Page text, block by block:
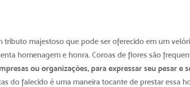
tributo majestoso que pode ser oferecido em um
homenagem e honra. Coroas de flores são
ou organizações, para expressar seu pesar e
do falecido é uma maneira tocante de prestar essa